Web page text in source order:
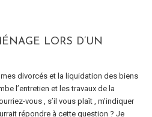
LORS D’UN
divorcés et la liquidation des biens
l’entretien et les travaux de la
vous , s’il vous plaît , m’indiquer
répondre à cette question ? Je